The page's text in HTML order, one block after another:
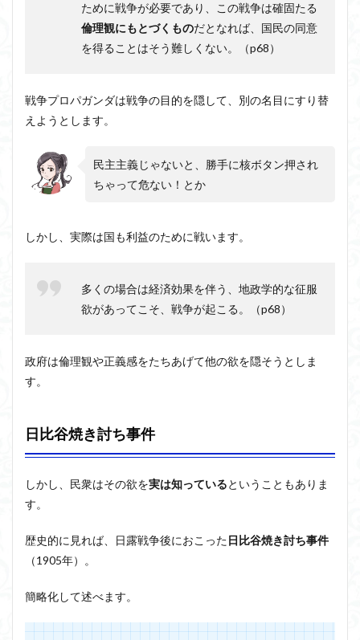
ために戦争が必要であり、この戦争は確固たる
倫理観にもとづくものだとなれば、国民の同意
を得ることはそう難しくない。（p68）
戦争プロパガンダは戦争の目的を隠して、別の名目にすり替
えようとします。
民主主義じゃないと、勝手に核ボタン押され
ちゃって危ない！とか
しかし、実際は国も利益のために戦います。
多くの場合は経済効果を伴う、地政学的な征服
欲があってこそ、戦争が起こる。（p68）
政府は倫理観や正義感をたちあげて他の欲を隠そうとしま
す。
日比谷焼き討ち事件
しかし、民衆はその欲を実は知っているということもありま
す。
歴史的に見れば、日露戦争後におこった日比谷焼き討ち事件
（1905年）。
簡略化して述べます。